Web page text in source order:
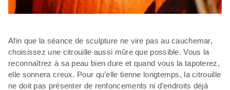
Afin que la séance de sculpture ne vire pas au cauchemar,
choisissez une citrouille aussi mûre que possible. Vous la
reconnaîtrez à sa peau bien dure et quand vous la tapoterez,
elle sonnera creux. Pour qu’elle tienne longtemps, la citrouille
ne doit pas présenter de renfoncements ni d’endroits déjà